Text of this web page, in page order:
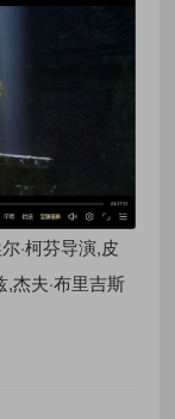
·柯芬导演,皮
,杰夫·布里吉斯